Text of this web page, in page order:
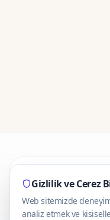
© 2025
Gizlilik ve Cerez
Web sitemizde
analiz etmek ve